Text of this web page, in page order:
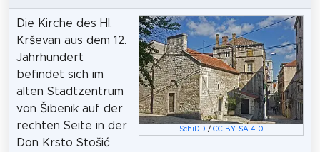
SchiDD / CC BY-SA 4.0
Die Kirche des Hl.
Krševan aus dem 12.
Jahrhundert
befindet sich im
alten Stadtzentrum
von Šibenik auf der
rechten Seite in der
Don Krsto Stošić